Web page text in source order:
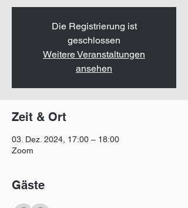
Die Registrierung ist
geschlossen
Weitere Veranstaltungen
ansehen
Zeit & Ort
03. Dez. 2024, 17:00 – 18:00
Zoom
Gäste